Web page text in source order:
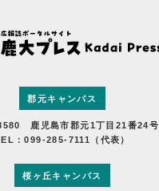
郡元キャンパス
鹿児島市郡元1丁目21番24号
：099-285-7111（代表）
桜ヶ丘キャンパス